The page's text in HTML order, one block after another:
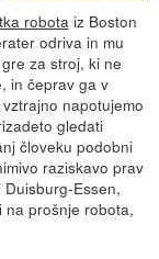
robotaiz Boston
odriva in mu
za stroj, ki ne
in čeprav ga v
napotujemo
gledati
človeku podobni
raziskavo prav
Essen,
na prošnje robota,